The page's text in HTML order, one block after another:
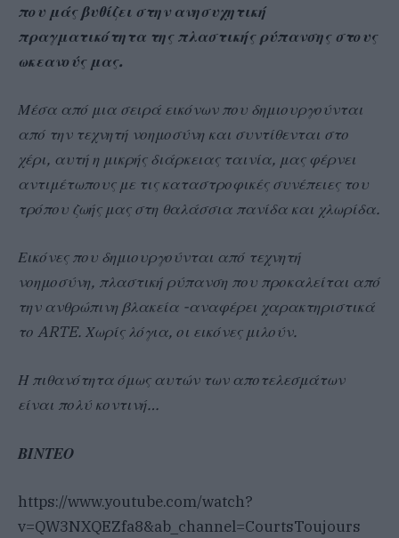
που μάς βυθίζει στην ανησυχητική
πραγματικότητα της πλαστικής ρύπανσης στους
ωκεανούς μας.
Μέσα από μια σειρά εικόνων που δημιουργούνται
από την τεχνητή νοημοσύνη και συντίθενται στο
χέρι, αυτή η μικρής διάρκειας ταινία, μας φέρνει
αντιμέτωπους με τις καταστροφικές συνέπειες του
τρόπου ζωής μας στη θαλάσσια πανίδα και χλωρίδα.
Εικόνες που δημιουργούνται από τεχνητή
νοημοσύνη, πλαστική ρύπανση που προκαλείται από
την ανθρώπινη βλακεία -αναφέρει χαρακτηριστικά
το ARTE. Χωρίς λόγια, οι εικόνες μιλούν.
Η πιθανότητα όμως αυτών των αποτελεσμάτων
είναι πολύ κοντινή…
ΒΙΝΤΕΟ
https://www.youtube.com/watch?
v=QW3NXQEZfa8&ab_channel=CourtsToujours